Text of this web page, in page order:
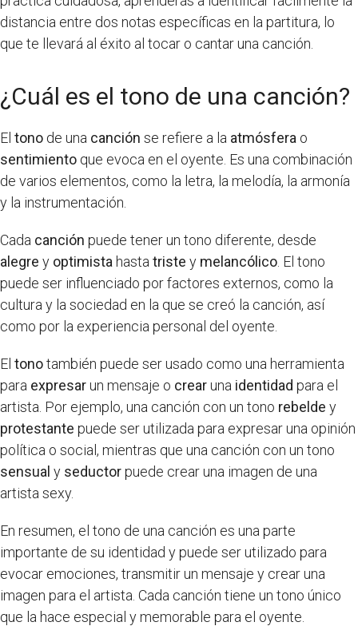
distancia entre dos notas específicas en la partitura, lo
que te llevará al éxito al tocar o cantar una canción.
¿Cuál es el tono de una canción?
El tono de una canción se refiere a la atmósfera o
sentimiento que evoca en el oyente. Es una combinación
de varios elementos, como la letra, la melodía, la armonía
y la instrumentación.
Cada canción puede tener un tono diferente, desde
alegre y optimista hasta triste y melancólico . El tono
puede ser influenciado por factores externos, como la
cultura y la sociedad en la que se creó la canción, así
como por la experiencia personal del oyente.
El tonotambién puede ser usado como una herramienta
para expresarun mensaje o crearuna identidad para el
artista. Por ejemplo, una canción con un tono rebelde y
protestante puede ser utilizada para expresar una opinión
política o social, mientras que una canción con un tono
sensual y seductorpuede crear una imagen de una
artista sexy.
En resumen, el tono de una canción es una parte
importante de su identidad y puede ser utilizado para
evocar emociones, transmitir un mensaje y crear una
imagen para el artista. Cada canción tiene un tono único
que la hace especial y memorable para el oyente.